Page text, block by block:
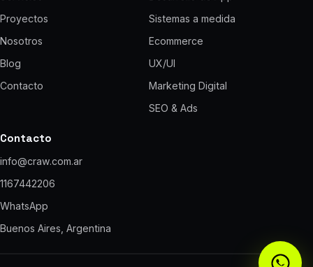
Proyectos
Nosotros
Blog
Contacto
Sistemas a medida
Ecommerce
UX/UI
Marketing Digital
SEO & Ads
Contacto
info@craw.com.ar
1167442206
WhatsApp
Buenos Aires, Argentina